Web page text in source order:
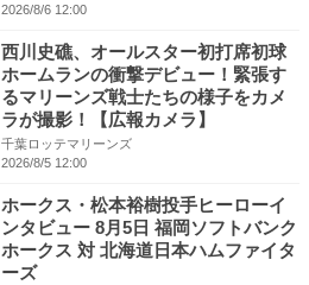
2026/8/6 12:00
西川史礁、オールスター初打席初球
ホームランの衝撃デビュー！緊張す
るマリーンズ戦士たちの様子をカメ
ラが撮影！【広報カメラ】
千葉ロッテマリーンズ
2026/8/5 12:00
ホークス・松本裕樹投手ヒーローイ
ンタビュー 8月5日 福岡ソフトバンク
ホークス 対 北海道日本ハムファイタ
ーズ